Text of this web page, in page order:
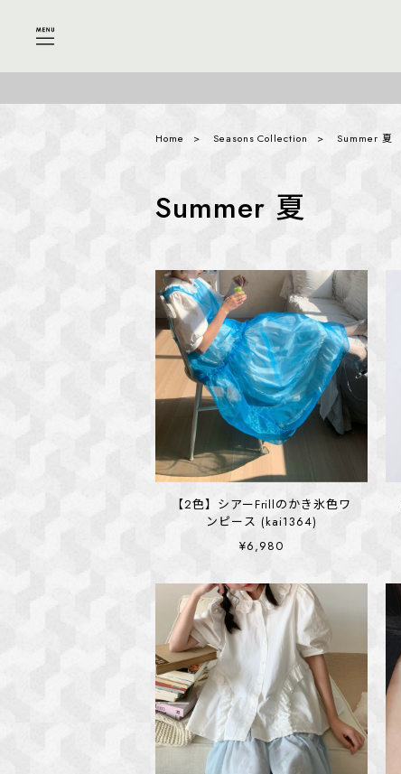
Home Seasons Collection Summer 夏
Summer 夏
【2色】シアーFrillのかき氷色ワ
ンピース (kai1364)
¥6,980